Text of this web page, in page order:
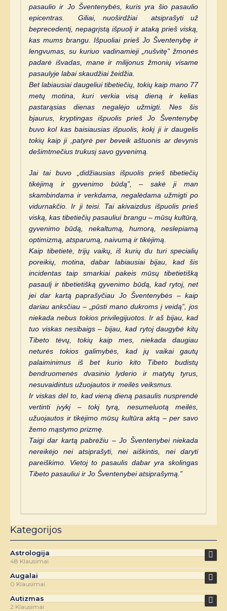
pasaulio ir Jo Šventenybės, kuris yra šio pasaulio
epicentras. Giliai, nuoširdžiai atsiprašyti už
beprecedentį, nepagrįstą išpuolį ir ataką prieš viską,
kas mums brangu. Išpuoliai prieš Jo Šventenybę ir
lengvumas, su kuriuo vadinamieji „nušvitę” žmonės
padarė išvadas, mane ir milijonus žmonių visame
pasaulyje labai skaudžiai žeidžia.
Bet labiausiai daugeliui tibetiečių, tokių kaip mano 77
metų motina, kuri verkia visą dieną ir kelias
pastarąsias dienas negalėjo užmigti. Nes šis
bjaurus, kryptingas išpuolis prieš Jo Šventenybę
buvo kol kas baisiausias išpuolis, kokį ji ir daugelis
tokių kaip ji ,patyrė per beveik aštuonis ar devynis
dešimtmečius trukusį savo gyvenimą.
Jai tai buvo „didžiausias išpuolis prieš tibetiečių
tikėjimą ir gyvenimo būdą”, – sakė ji man
skambindama ir verkdama, negalėdama užmigti po
vidurnakčio. Ir ji teisi. Tai akivaizdus išpuolis prieš
viską, kas tibetiečių pasauliui brangu – mūsų kultūrą,
gyvenimo būdą, nekaltumą, humorą, neslepiamą
optimizmą, atsparumą, naivumą ir tikėjimą.
Kaip tibetietė, trijų vaikų, iš kurių du turi specialių
poreikių, motina, dabar labiausiai bijau, kad šis
incidentas taip smarkiai pakeis mūsų tibetietišką
pasaulį ir tibetietišką gyvenimo būdą, kad rytoj, net
jei dar kartą paprašyčiau Jo Šventenybės – kaip
dariau anksčiau – „pūsti mano dukroms į veidą”, jos
niekada nebus tokios privilegijuotos. Ir aš bijau, kad
tuo viskas nesibaigs – bijau, kad rytoj daugybė kitų
Tibeto tėvų, tokių kaip mes, niekada daugiau
neturės tokios galimybės, kad jų vaikai gautų
palaiminimus iš bet kurio kito Tibeto budistų
bendruomenės dvasinio lyderio ir matytų tyrus,
nesuvaidintus užuojautos ir meilės veiksmus.
Ir viskas dėl to, kad vieną dieną pasaulis nusprendė
vertinti įvykį – tokį tyrą, nesumeluotą meilės,
užuojautos ir tikėjimo mūsų kultūra aktą – per savo
žemo mąstymo prizmę.
Taigi dar kartą pabrėžiu – Jo Šventenybei niekada
nereikėjo nei atsiprašyti, nei aiškintis, nei daryti
pareiškimo. Vietoj to pasaulis dabar yra skolingas
Tibeto pasauliui ir Jo Šventenybei atsiprašymą.”
Kategorijos
Astrologija
48 Klausimai
Augalai
0 Klausimai
Autizmas
2 Klausimai